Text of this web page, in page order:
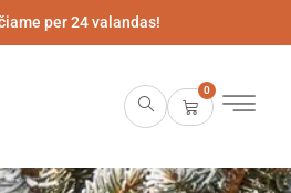
per 24 valandas!
0